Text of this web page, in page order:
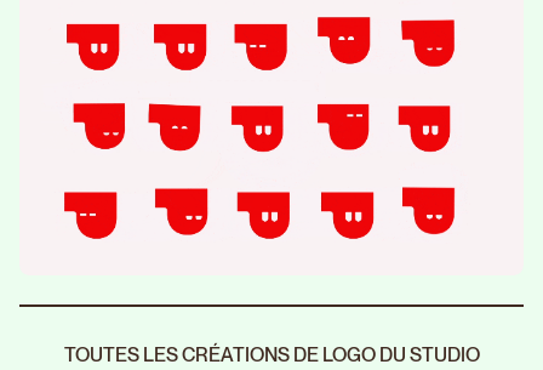
TOUTES LES CRÉATIONS DE LOGO DU STUDIO